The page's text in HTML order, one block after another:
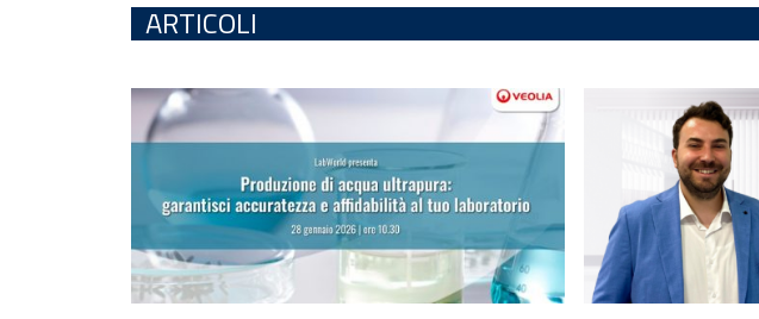
ARTICOLI